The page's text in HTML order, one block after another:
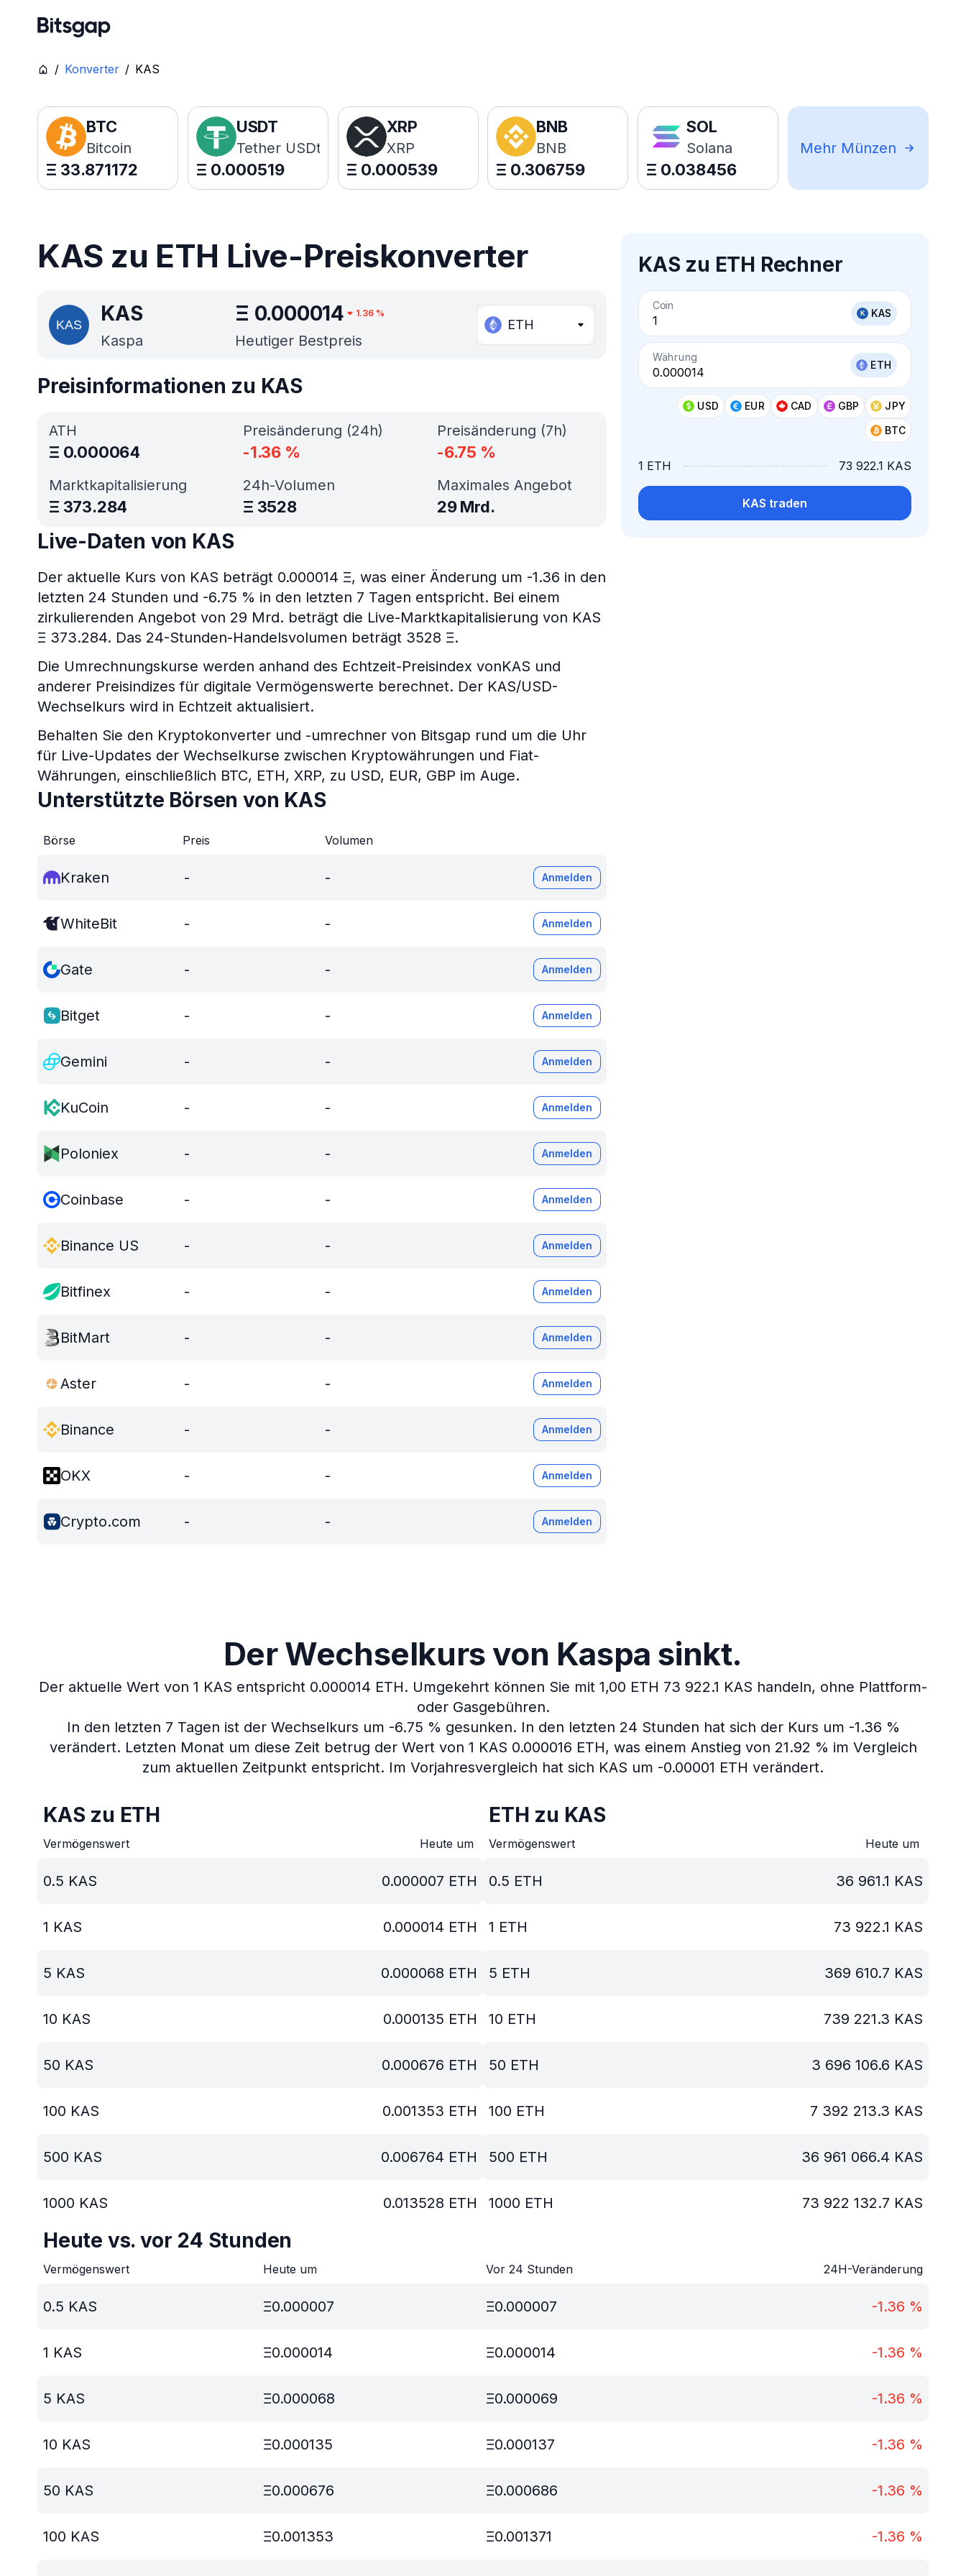
/ Konverter / KAS
BTC
Bitcoin
Ξ 33.871172
USDT
Tether USDt
Ξ 0.000519
XRP
XRP
Ξ 0.000539
BNB
BNB
Ξ 0.306759
SOL
Solana
Ξ 0.038456
Mehr Münzen
KAS zu ETH Live-Preiskonverter
KAS
Kaspa
Ξ 0.000014 1.36 %
Heutiger Bestpreis
ETH
KAS zu ETH Rechner
Coin
KAS
Währung
ETH
USD EUR CAD GBP
JPY
BTC
1 ETH 73 922.1 KAS
KAS traden
Preisinformationen zu KAS
ATH
Ξ 0.000064
Marktkapitalisierung
Ξ 373.284
Preisänderung (24h)
-1.36 %
Preisänderung (7h)
-6.75 %
24h-Volumen
Ξ 3528
Maximales Angebot
29 Mrd.
Live-Daten von KAS
Der aktuelle Kurs von KAS beträgt 0.000014 Ξ, was einer Änderung um -1.36 in den
letzten 24 Stunden und -6.75 % in den letzten 7 Tagen entspricht. Bei einem
zirkulierenden Angebot von 29 Mrd. beträgt die Live-Marktkapitalisierung von KAS
Ξ 373.284. Das 24-Stunden-Handelsvolumen beträgt 3528 Ξ.
Die Umrechnungskurse werden anhand des Echtzeit-Preisindex vonKAS und
anderer Preisindizes für digitale Vermögenswerte berechnet. Der KAS/USD-
Wechselkurs wird in Echtzeit aktualisiert.
Behalten Sie den Kryptokonverter und -umrechner von Bitsgap rund um die Uhr
für Live-Updates der Wechselkurse zwischen Kryptowährungen und Fiat-
Währungen, einschließlich BTC, ETH, XRP, zu USD, EUR, GBP im Auge.
Unterstützte Börsen von KAS
Börse Preis Volumen
Kraken - - Anmelden
WhiteBit - - Anmelden
Gate - - Anmelden
Bitget - - Anmelden
Gemini - - Anmelden
KuCoin - - Anmelden
Poloniex - - Anmelden
Coinbase - - Anmelden
Binance US - - Anmelden
Bitfinex - - Anmelden
BitMart - - Anmelden
Aster - - Anmelden
Binance - - Anmelden
OKX - - Anmelden
Crypto.com - - Anmelden
Der Wechselkurs von Kaspa sinkt.
Der aktuelle Wert von 1 KAS entspricht 0.000014 ETH. Umgekehrt können Sie mit 1,00 ETH 73 922.1 KAS handeln, ohne Plattform-
oder Gasgebühren.
In den letzten 7 Tagen ist der Wechselkurs um -6.75 % gesunken. In den letzten 24 Stunden hat sich der Kurs um -1.36 %
verändert. Letzten Monat um diese Zeit betrug der Wert von 1 KAS 0.000016 ETH, was einem Anstieg von 21.92 % im Vergleich
zum aktuellen Zeitpunkt entspricht. Im Vorjahresvergleich hat sich KAS um -0.00001 ETH verändert.
KAS zu ETH
Vermögenswert Heute um
0.5 KAS 0.000007 ETH
1 KAS 0.000014 ETH
5 KAS 0.000068 ETH
10 KAS 0.000135 ETH
50 KAS 0.000676 ETH
100 KAS 0.001353 ETH
500 KAS 0.006764 ETH
1000 KAS 0.013528 ETH
ETH zu KAS
Vermögenswert Heute um
0.5 ETH 36 961.1 KAS
1 ETH 73 922.1 KAS
5 ETH 369 610.7 KAS
10 ETH 739 221.3 KAS
50 ETH 3 696 106.6 KAS
100 ETH 7 392 213.3 KAS
500 ETH 36 961 066.4 KAS
1000 ETH 73 922 132.7 KAS
Heute vs. vor 24 Stunden
Vermögenswert Heute um Vor 24 Stunden 24H-Veränderung
0.5 KAS Ξ0.000007 Ξ0.000007 -1.36 %
1 KAS Ξ0.000014 Ξ0.000014 -1.36 %
5 KAS Ξ0.000068 Ξ0.000069 -1.36 %
10 KAS Ξ0.000135 Ξ0.000137 -1.36 %
50 KAS Ξ0.000676 Ξ0.000686 -1.36 %
100 KAS Ξ0.001353 Ξ0.001371 -1.36 %